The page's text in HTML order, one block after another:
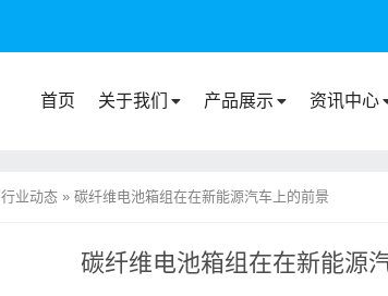
首页 关于我们 产品展示 资讯中心
行业动态 » 碳纤维电池箱组在在新能源汽车上的前景
碳纤维电池箱组在在新能源